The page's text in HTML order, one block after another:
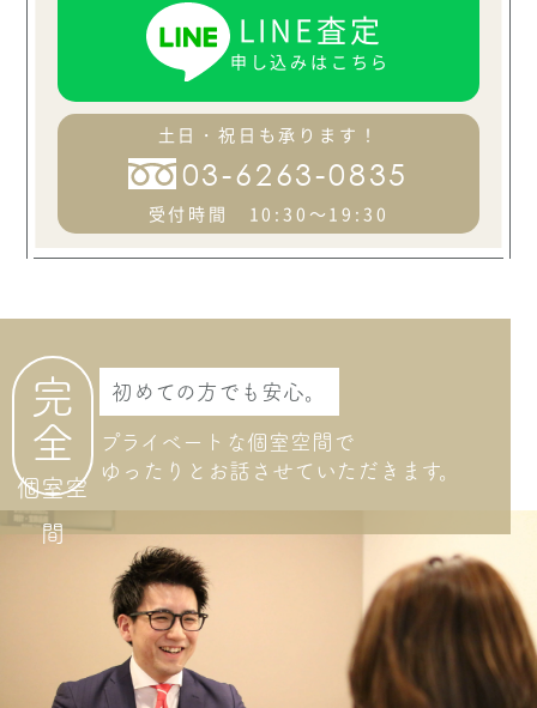
ヴェラウォン
JOSEPHINE ジョセフィーヌ
ヴェラウォン
LISBETH リスベット
ヴェラウォン
LEDA レダ
ASK
LINE査定
申し込みはこちら
土日・祝日も承ります！
03-6263-0835
受付時間 10:30～19:30
完
全
個室空
間
初めての方でも安心。
プライベートな個室空間で
ゆったりとお話させて いただきます。